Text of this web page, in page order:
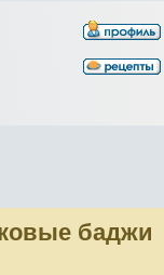
баджи